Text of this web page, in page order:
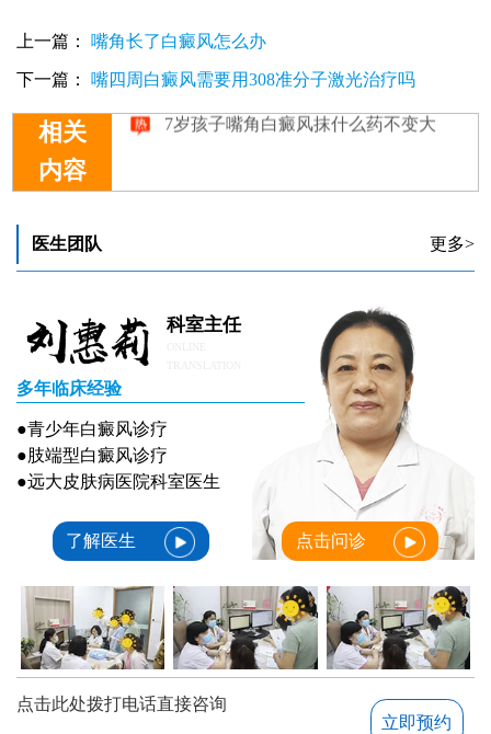
上一篇： 嘴角长了白癜风怎么办
下一篇： 嘴四周白癜风需要用308准分子激光治疗吗
相关
内容
满月宝宝嘴角白癜风应对指南
嘴角白癜风与美容过度的关联探析
嘴角白癜风照308激光会疼吗
医生团队 更多>
科室主任
多年临床经验
●青少年白癜风诊疗
●肢端型白癜风诊疗
●远大皮肤病医院科室医生
了解医生 点击问诊
点击此处拨打电话直接咨询
立即预约